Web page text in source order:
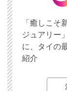
「癒しこそ
ジュアリー
に、タイの
紹介